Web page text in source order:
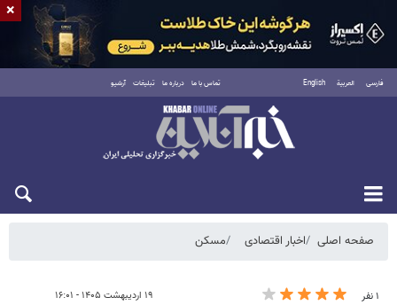
فارسی العربية English تماس با ما درباره ما تبلیغات آرشیو
شنبه ۱۷ مرداد ۱۴۰۵
صفحه اصلی اخبار اقتصادی مسکن
۱ نفر ۱۹ اردیبهشت ۱۴۰۵ - ۱۶:۰۱
×